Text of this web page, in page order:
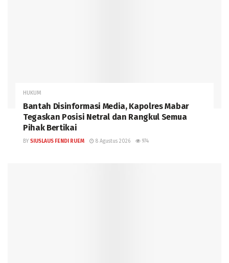
HUKUM
Bantah Disinformasi Media, Kapolres Mabar
Tegaskan Posisi Netral dan Rangkul Semua
Pihak Bertikai
BY SIUSLAUS FENDI RUEM 8 Agustus 2026 974